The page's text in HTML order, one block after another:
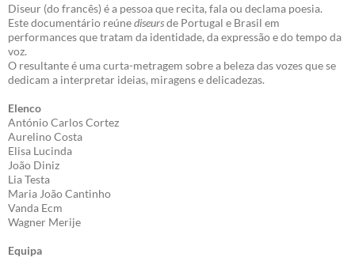
Diseur (do francês) é a pessoa que recita, fala ou declama poesia.
Este documentário reúnediseursde Portugal e Brasil em
performances que tratam da identidade, da expressão e do tempo da
voz.
O resultante é uma curta-metragem sobre a beleza das vozes que se
dedicam a interpretar ideias, miragens e delicadezas.
Elenco
António Carlos Cortez
Aurelino Costa
Elisa Lucinda
João Diniz
Lia Testa
Maria João Cantinho
Vanda Ecm
Wagner Merije
Equipa